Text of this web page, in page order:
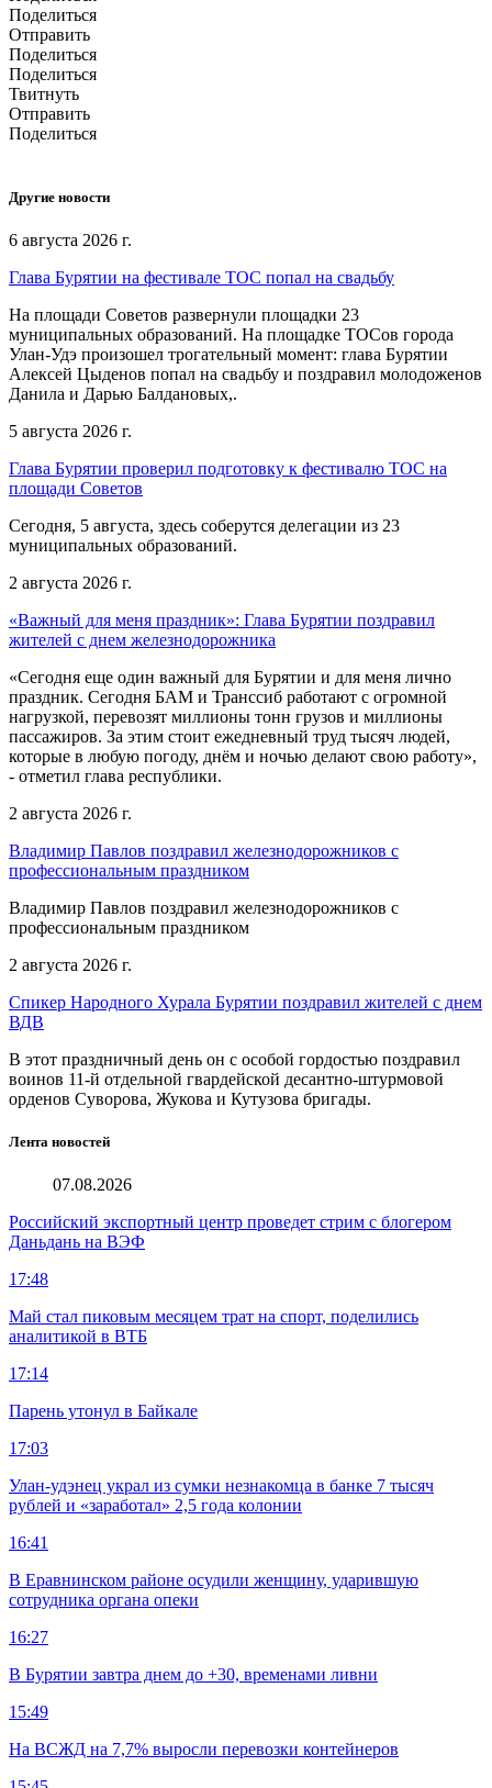
Поделиться
Отправить
Поделиться
Поделиться
Твитнуть
Отправить
Поделиться
Другие новости
6 августа 2026 г.
Глава Бурятии на фестивале ТОС попал на свадьбу
На площади Советов развернули площадки 23
муниципальных образований. На площадке ТОСов города
Улан-Удэ произошел трогательный момент: глава Бурятии
Алексей Цыденов попал на свадьбу и поздравил молодоженов
Данила и Дарью Балдановых,.
5 августа 2026 г.
Глава Бурятии проверил подготовку к фестивалю ТОС на
площади Советов
Сегодня, 5 августа, здесь соберутся делегации из 23
муниципальных образований.
2 августа 2026 г.
«Важный для меня праздник»: Глава Бурятии поздравил
жителей с днем железнодорожника
«Сегодня еще один важный для Бурятии и для меня лично
праздник. Сегодня БАМ и Транссиб работают с огромной
нагрузкой, перевозят миллионы тонн грузов и миллионы
пассажиров. За этим стоит ежедневный труд тысяч людей,
которые в любую погоду, днём и ночью делают свою работу»,
- отметил глава республики.
2 августа 2026 г.
Владимир Павлов поздравил железнодорожников с
профессиональным праздником
Владимир Павлов поздравил железнодорожников с
профессиональным праздником
2 августа 2026 г.
Спикер Народного Хурала Бурятии поздравил жителей с днем
ВДВ
В этот праздничный день он с особой гордостью поздравил
воинов 11-й отдельной гвардейской десантно-штурмовой
орденов Суворова, Жукова и Кутузова бригады.
Лента новостей
07.08.2026
Российский экспортный центр проведет стрим с блогером
Даньдань на ВЭФ
17:48
Май стал пиковым месяцем трат на спорт, поделились
аналитикой в ВТБ
17:14
Парень утонул в Байкале
17:03
Улан-удэнец украл из сумки незнакомца в банке 7 тысяч
рублей и «заработал» 2,5 года колонии
16:41
В Еравнинском районе осудили женщину, ударившую
сотрудника органа опеки
16:27
В Бурятии завтра днем до +30, временами ливни
15:49
На ВСЖД на 7,7% выросли перевозки контейнеров